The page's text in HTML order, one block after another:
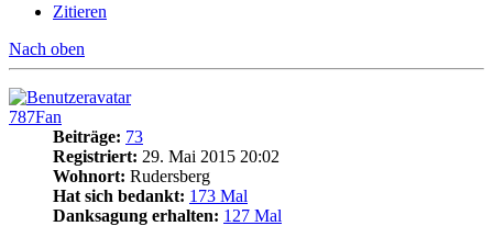
Zitieren
Nach oben
787Fan
Beiträge: 73
Registriert: 29. Mai 2015 20:02
Wohnort: Rudersberg
Hat sich bedankt: 173 Mal
Danksagung erhalten: 127 Mal